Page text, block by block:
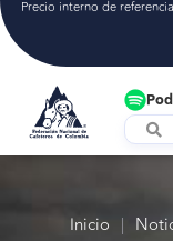
Precio interno de
Inicio |